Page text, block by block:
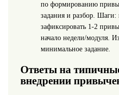
по формированию
задания и разбор.
зафиксировать 1-2
начало недели/модуля.
минимальное задание.
Ответы на
внедрении